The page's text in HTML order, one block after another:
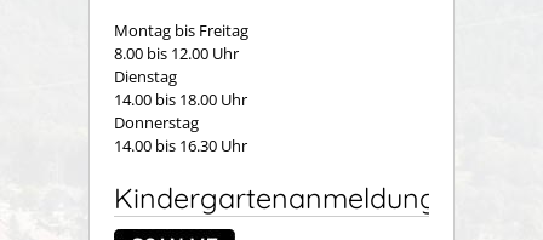
Montag bis Freitag
8.00 bis 12.00 Uhr
Dienstag
14.00 bis 18.00 Uhr
Donnerstag
14.00 bis 16.30 Uhr
Kindergartenanmeldung